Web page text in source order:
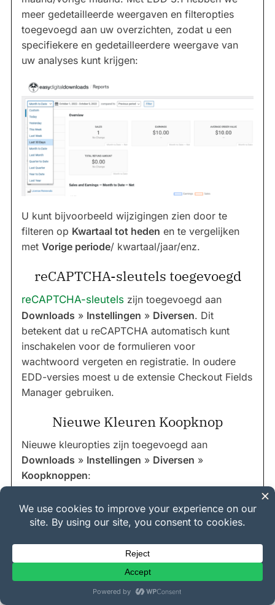
meer gedetailleerde weergaven en filteropties
toegevoegd aan uw overzichten, zodat u een
specifiekere en gedetailleerdere weergave van
uw analyses kunt krijgen:
U kunt bijvoorbeeld wijzigingen zien door te
filteren op Kwartaal tot heden en te vergelijken
met Vorige periode/ kwartaal/jaar/enz.
reCAPTCHA-sleutels toegevoegd
reCAPTCHA-sleutels zijn toegevoegd aan
Downloads » Instellingen » Diversen. Dit
betekent dat u reCAPTCHA automatisch kunt
inschakelen voor de formulieren voor
wachtwoord vergeten en registratie. In oudere
EDD-versies moest u de extensie Checkout Fields
Manager gebruiken.
Nieuwe Kleuren Koopknop
Nieuwe kleuropties zijn toegevoegd aan
Downloads » Instellingen » Diversen »
Koopknoppen: